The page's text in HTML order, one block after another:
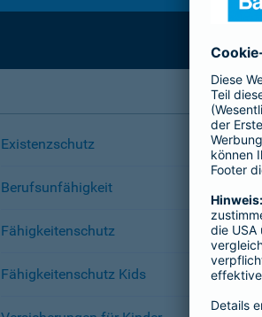
Existenzschutz
Berufsunfähigkeit
Fähigkeitenschutz
Fähigkeitenschutz Kids